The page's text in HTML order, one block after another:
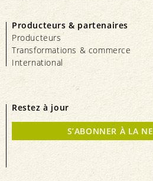
Producteurs & partenaires
Producteurs
Transformations & commerce
International
Restez à jour
S’ABONNER À LA